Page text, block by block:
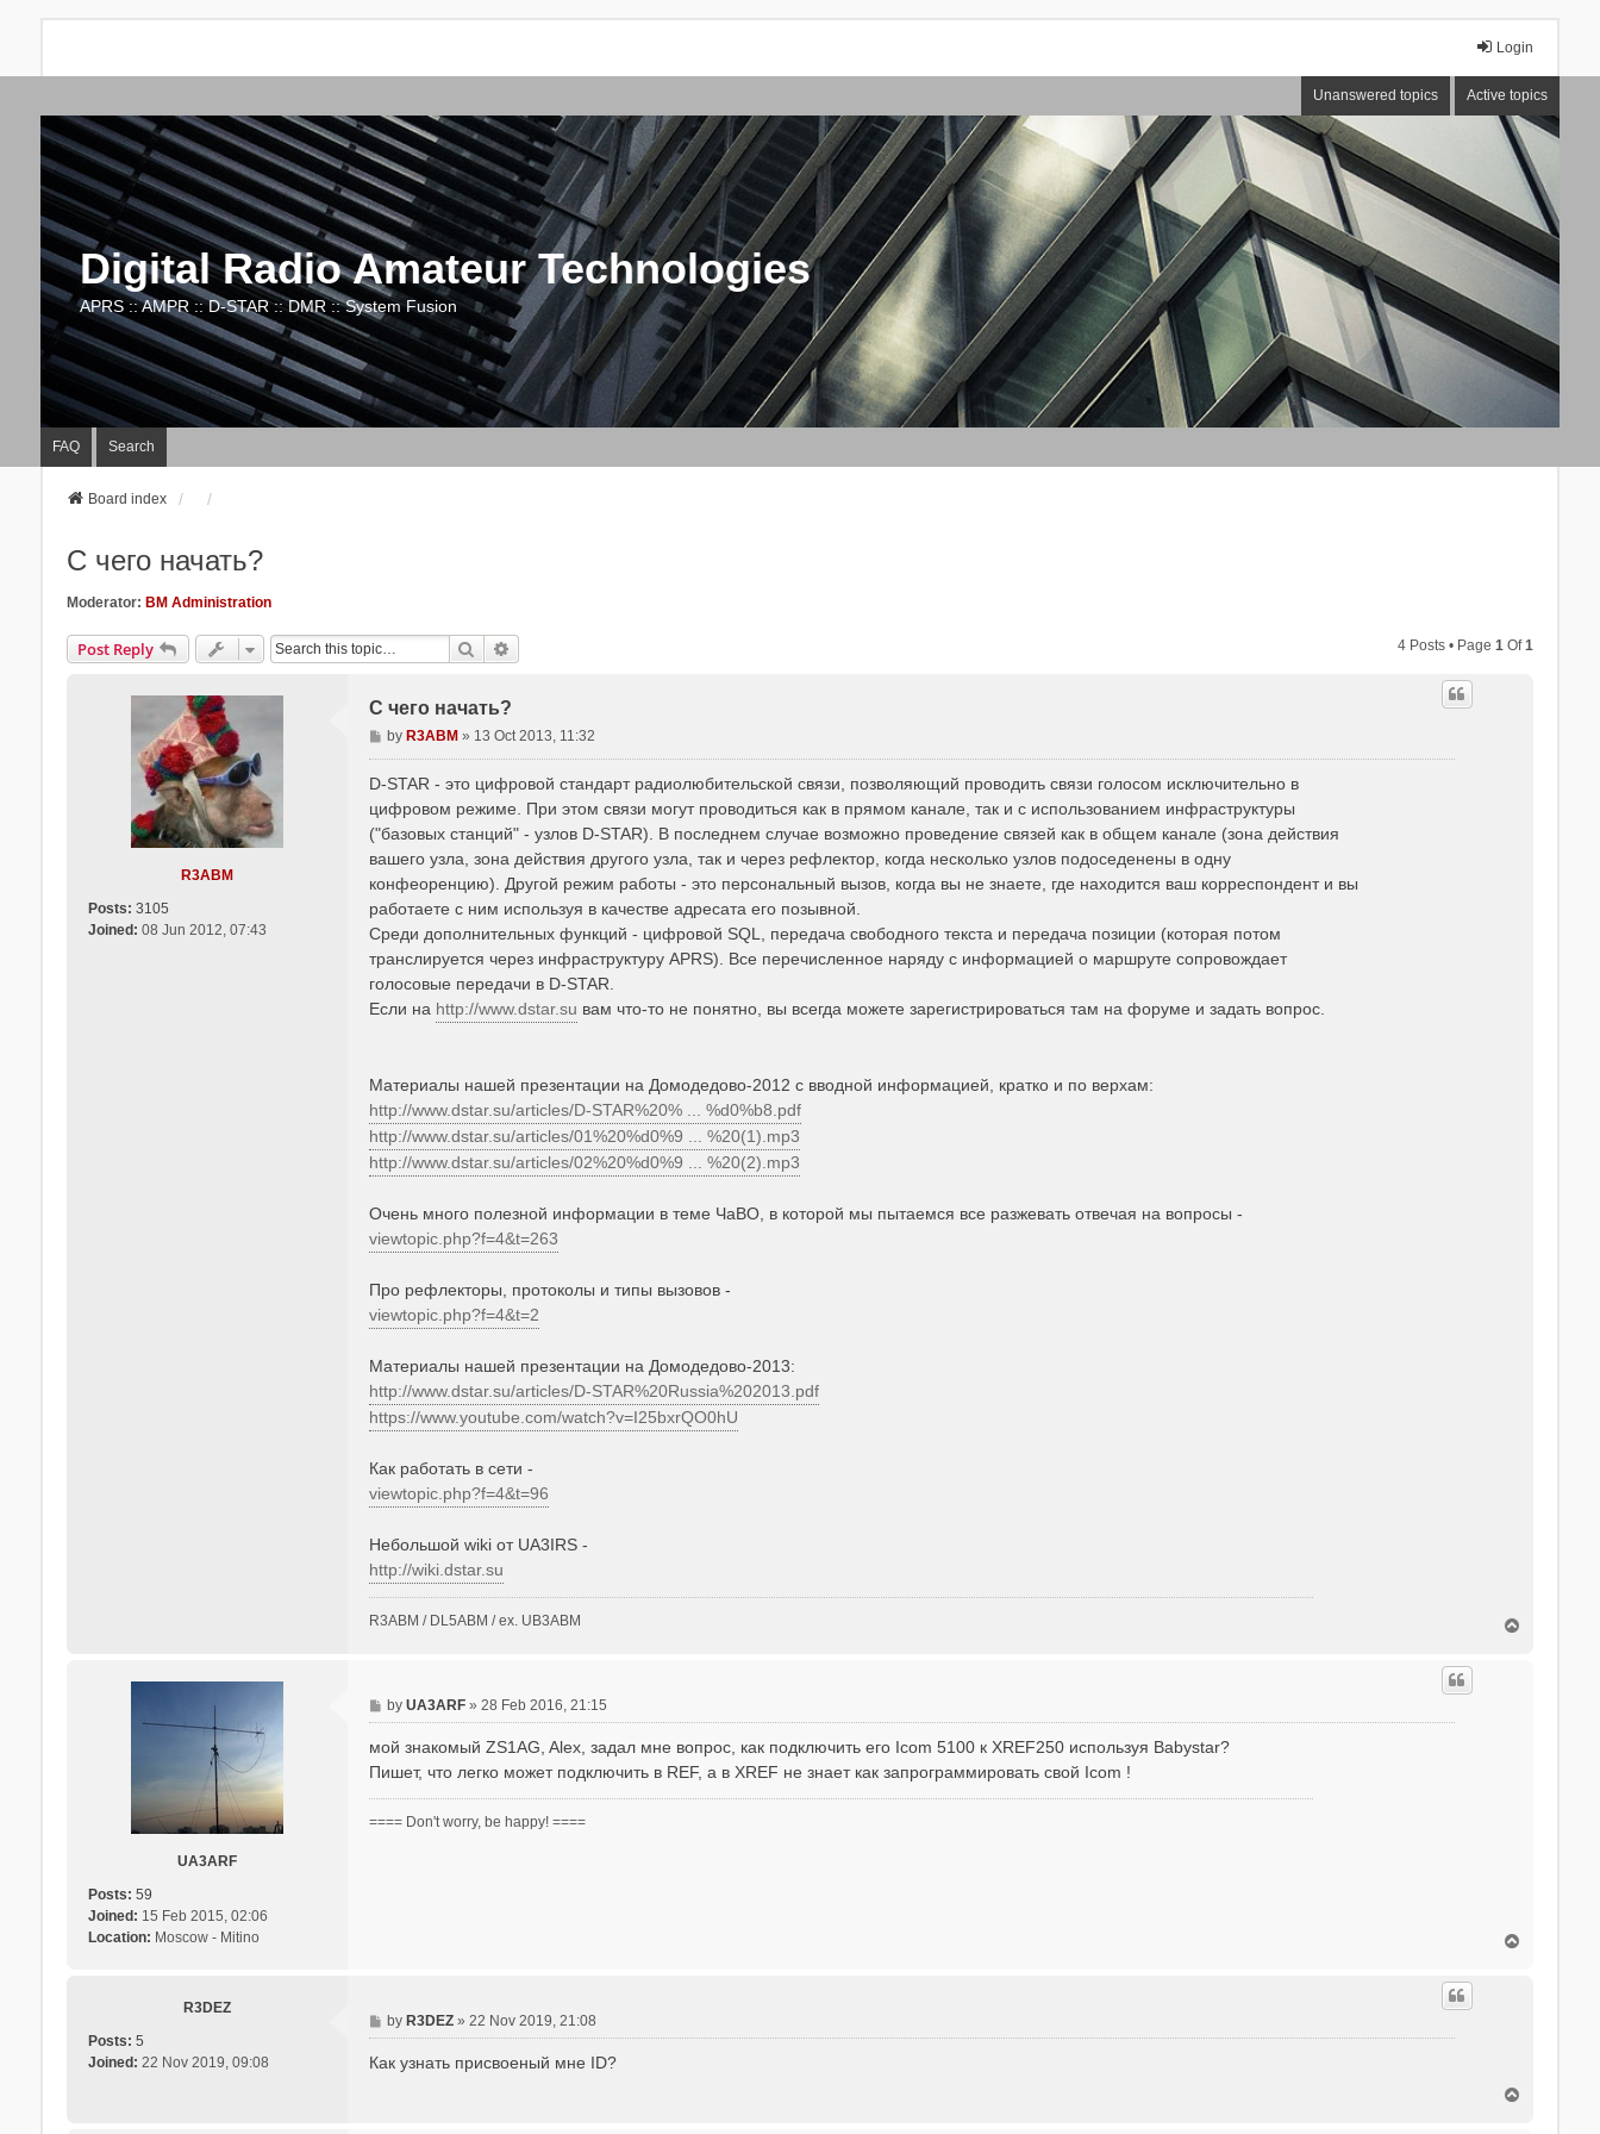
Login
Unanswered topics Active topics
Digital Radio Amateur Technologies
APRS :: AMPR :: D-STAR :: DMR :: System Fusion
FAQ Search
Board index
С чего начать?
Moderator: BM Administration
Post Reply Search 4 Posts • Page1 Of1
R3ABM
Posts: 3105
Joined: 08 Jun 2012, 07:43
С чего начать?
P
o
s
by R3ABM » 13 Oct 2013, 11:32
D-STAR - это цифровой стандарт радиолюбительской связи, позволяющий проводить связи голосом исключительно в
цифровом режиме. При этом связи могут проводиться как в прямом канале, так и с использованием инфраструктуры
("базовых станций" - узлов D-STAR). В последнем случае возможно проведение связей как в общем канале (зона действия
вашего узла, зона действия другого узла, так и через рефлектор, когда несколько узлов подоседенены в одну
конфеоренцию). Другой режим работы - это персональный вызов, когда вы не знаете, где находится ваш корреспондент и вы
работаете с ним используя в качестве адресата его позывной.
Среди дополнительных функций - цифровой SQL, передача свободного текста и передача позиции (которая потом
транслируется через инфраструктуру APRS). Все перечисленное наряду с информацией о маршруте сопровождает
голосовые передачи в D-STAR.
Если на http://www.dstar.su вам что-то не понятно, вы всегда можете зарегистрироваться там на форуме и задать вопрос.
Материалы нашей презентации на Домодедово-2012 с вводной информацией, кратко и по верхам:
http://www.dstar.su/articles/D-STAR%20% ... %d0%b8.pdf
http://www.dstar.su/articles/01%20%d0%9 ... %20(1).mp3
http://www.dstar.su/articles/02%20%d0%9 ... %20(2).mp3
Очень много полезной информации в теме ЧаВО, в которой мы пытаемся все разжевать отвечая на вопросы -
viewtopic.php?f=4&t=263
Про рефлекторы, протоколы и типы вызовов -
viewtopic.php?f=4&t=2
Материалы нашей презентации на Домодедово-2013:
http://www.dstar.su/articles/D-STAR%20Russia%202013.pdf
https://www.youtube.com/watch?v=I25bxrQO0hU
Как работать в сети -
viewtopic.php?f=4&t=96
Небольшой wiki от UA3IRS -
http://wiki.dstar.su
R3ABM / DL5ABM / ex. UB3ABM
UA3ARF
Posts: 59
Joined: 15 Feb 2015, 02:06
Location: Moscow - Mitino
P
o
s
t
byUA3ARF »28 Feb 2016, 21:15
мой знакомый ZS1AG, Alex, задал мне вопрос, как подключить его Icom 5100 к XREF250 используя Babystar?
Пишет, что легко может подключить в REF, а в XREF не знает как запрограммировать свой Icom !
==== Don't worry, be happy! ====
R3DEZ
Posts: 5
Joined: 22 Nov 2019, 09:08
P
o
s
byR3DEZ » 22 Nov 2019, 21:08
Как узнать присвоеный мне ID?